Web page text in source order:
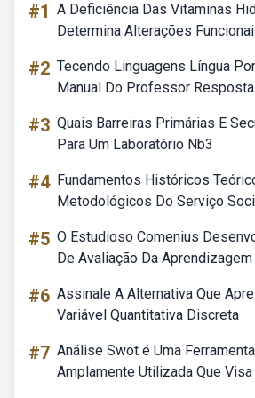
#1 A Deficiência Das Vitaminas
Determina Alterações
#2 Tecendo Linguagens Língua
Manual Do Professor
#3 Quais Barreiras Primárias E
Para Um Laboratório Nb3
#4 Fundamentos Históricos
Metodológicos Do Serviço
#5 O Estudioso Comenius
De Avaliação Da Aprendizagem
#6 Assinale A Alternativa Que
Variável Quantitativa Discreta
#7 Análise Swot é Uma
Amplamente Utilizada Que Visa